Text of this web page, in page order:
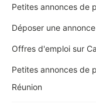
Petites annonces de
Déposer une
Offres d'emploi sur
Petites annonces de
Réunion